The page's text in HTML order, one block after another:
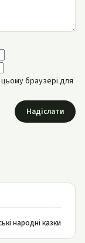
браузері для
Надіслати
народні казки